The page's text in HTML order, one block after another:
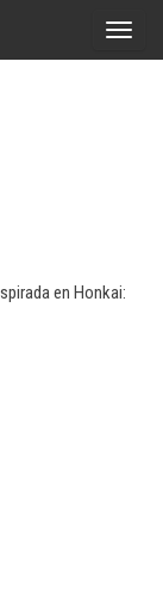
A
l
en Honkai: